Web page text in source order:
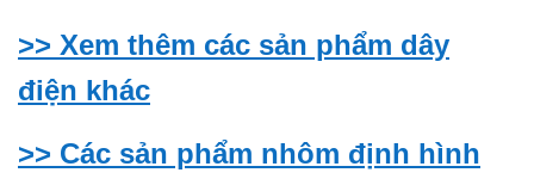
>> Xem thêm các sản phẩm dây
điện khác
>> Các sản phẩm nhôm định hình